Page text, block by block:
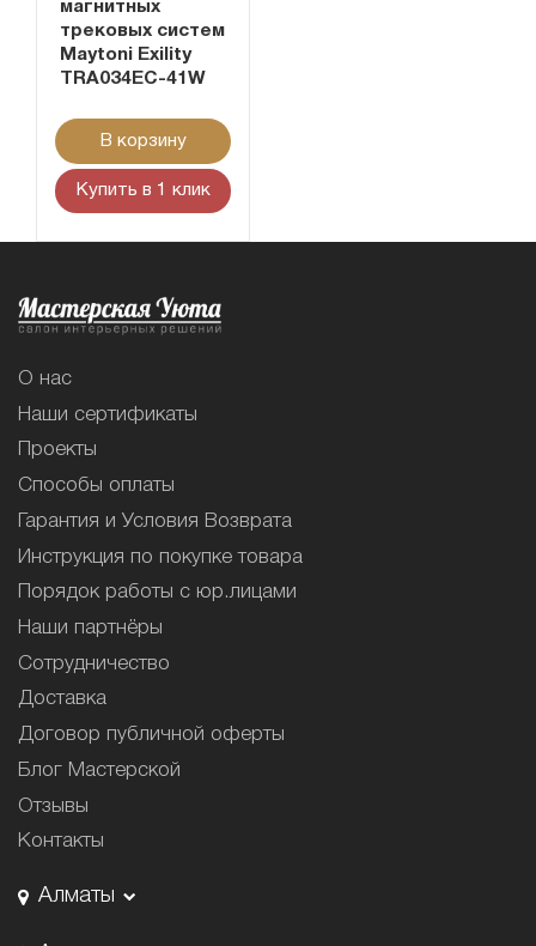
магнитных
трековых систем
Maytoni Exility
TRA034EC-41W
В корзину
Купить в 1 клик
О нас
Наши сертификаты
Проекты
Способы оплаты
Гарантия и Условия Возврата
Инструкция по покупке товара
Порядок работы с юр.лицами
Наши партнёры
Сотрудничество
Доставка
Договор публичной оферты
Блог Мастерской
Отзывы
Контакты
Алматы